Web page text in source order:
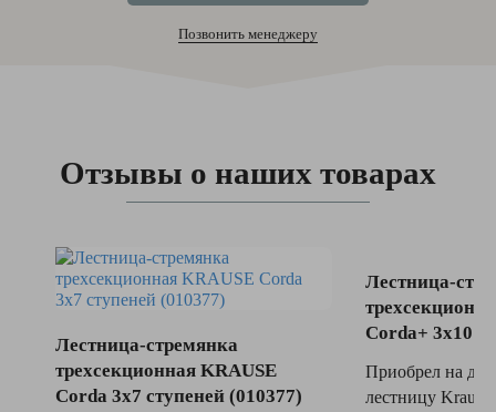
Позвонить менеджеру
Отзывы о наших товарах
Лестница-стремянка
трехсекционная KRAUSE
Corda 3x7 ступеней (010377)
Лестница-
Corda+ 3x10
Приобрел на
лестницу